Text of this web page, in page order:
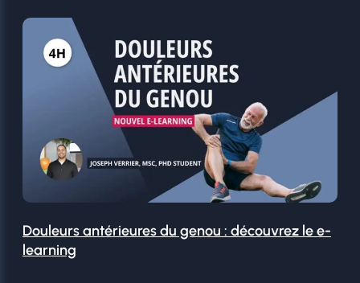
Douleurs antérieures du genou : découvrez le e-
learning